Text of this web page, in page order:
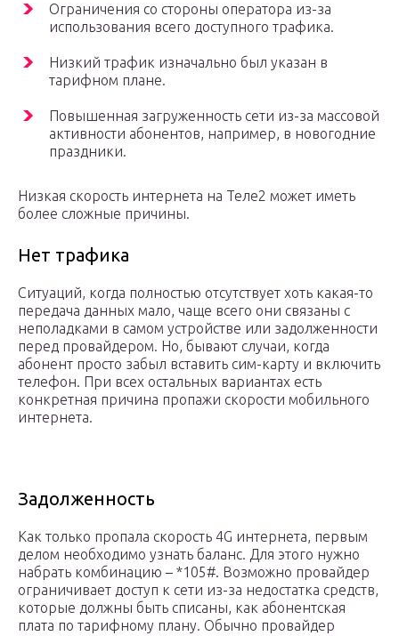
Ограничения со стороны оператора из-за
использования всего доступного трафика.
Низкий трафик изначально был указан в
тарифном плане.
Повышенная загруженность сети из-за массовой
активности абонентов, например, в новогодние
праздники.
Низкая скорость интернета на Теле2 может иметь
более сложные причины.
Нет трафика
Ситуаций, когда полностью отсутствует хоть какая-то
передача данных мало, чаще всего они связаны с
неполадками в самом устройстве или задолженности
перед провайдером. Но, бывают случаи, когда
абонент просто забыл вставить сим-карту и включить
телефон. При всех остальных вариантах есть
конкретная причина пропажи скорости мобильного
интернета.
Задолженность
Как только пропала скорость 4G интернета, первым
делом необходимо узнать баланс. Для этого нужно
набрать комбинацию – *105#. Возможно провайдер
ограничивает доступ к сети из-за недостатка средств,
которые должны быть списаны, как абонентская
плата по тарифному плану. Обычно провайдер